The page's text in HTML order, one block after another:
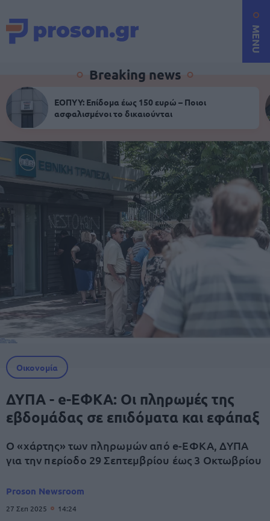
MENU
Breaking news
ΕΟΠΥΥ: Επίδομα έως 150 ευρώ – Ποιοι
ασφαλισμένοι το δικαιούνται
Οικονομία
ΔΥΠΑ - e-ΕΦΚΑ: Οι πληρωμές της
εβδομάδας σε επιδόματα και εφάπαξ
Ο «χάρτης» των πληρωμών από e-ΕΦΚΑ, ΔΥΠΑ
για την περίοδο 29 Σεπτεμβρίου έως 3 Οκτωβρίου
Proson Newsroom
27 Σεπ 2025 14:24